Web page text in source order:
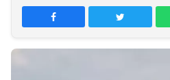
PT
TREETAN
INDONESIA